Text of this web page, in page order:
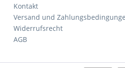
Kontakt
Versand und
Widerrufsrecht
AGB